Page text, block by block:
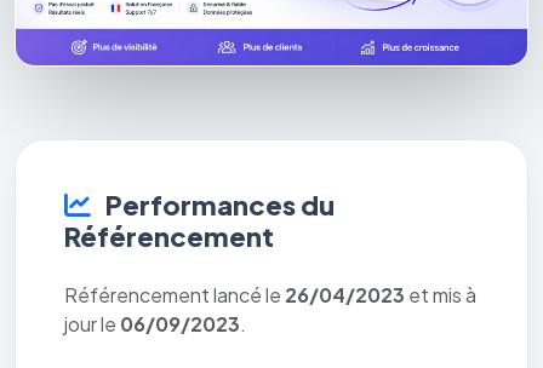
Performances du
Référencement
Référencement lancé le 26/04/2023 et mis à
jour le 06/09/2023.